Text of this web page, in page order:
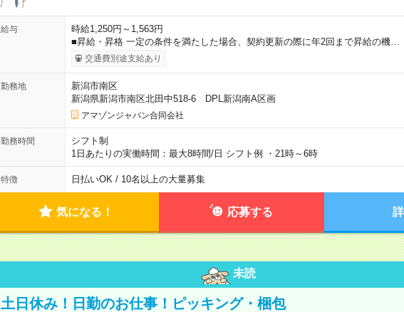
給与
時給1,250円～1,563円
■昇給・昇格 一定の条件を満たした場合、契約更新の際に年2回まで昇給の機…
交通費別途支給あり
勤務地
新潟市南区
新潟県新潟市南区北田中518-6 DPL新潟南A区画
アマゾンジャパン合同会社
勤務時間
シフト制
1日あたりの実働時間：最大8時間/日 シフト例 ・21時～6時
特徴 日払いOK / 10名以上の大量募集
気になる！ 応募する
未読
土日休み！日勤のお仕事！ピッキング・梱包